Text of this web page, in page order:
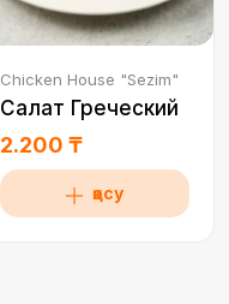
Chicken House "Sezim"
Салат Греческий
2.200 ₸
қосу